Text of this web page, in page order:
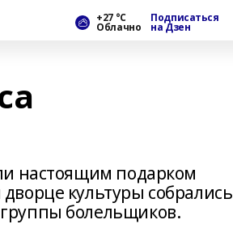
+27 °С
Облачно
Подписаться
на Дзен
настоящим подарком
культуры собрались
болельщиков.